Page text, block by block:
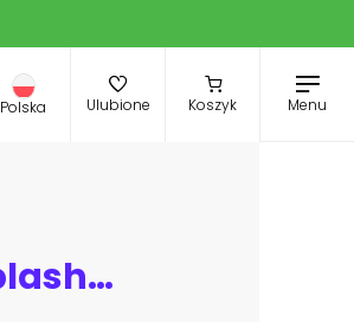
Polska Ulubione Koszyk Menu
Red wine abstract splash shape on white background